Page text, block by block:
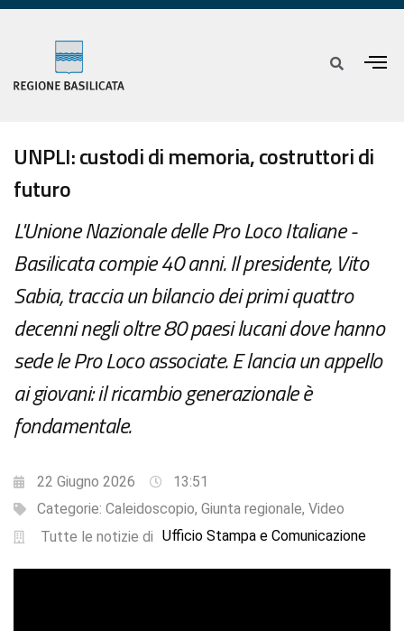
UNPLI: custodi di memoria, costruttori di
futuro
L'Unione Nazionale delle Pro Loco Italiane -
Basilicata compie 40 anni. Il presidente, Vito
Sabia, traccia un bilancio dei primi quattro
decenni negli oltre 80 paesi lucani dove hanno
sede le Pro Loco associate. E lancia un appello
ai giovani: il ricambio generazionale è
fondamentale.
22 Giugno 2026
13:51
Categorie: Caleidoscopio, Giunta regionale, Video
Tutte le notizie di Ufficio Stampa e Comunicazione